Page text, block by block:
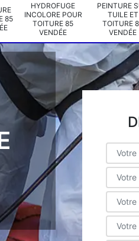
85
HYDROFUGE
INCOLORE POUR
TOITURE 85
VENDÉE
PEINTURE
TUILE ET
TOITURE
VENDÉE